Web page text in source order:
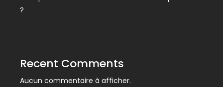
?
Recent Comments
Aucun commentaire à afficher.